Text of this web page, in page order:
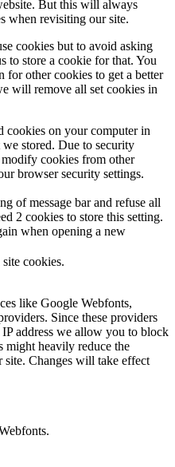
But this will always
when revisiting our site.
cookies but to avoid asking
to store a cookie for that. You
for other cookies to get a better
will remove all set cookies in
cookies on your computer in
stored. Due to security
cookies from other
browser security settings.
of message bar and refuse all
2 cookies to store this setting.
when opening a new
cookies.
like Google Webfonts,
Since these providers
address we allow you to block
might heavily reduce the
site. Changes will take effect